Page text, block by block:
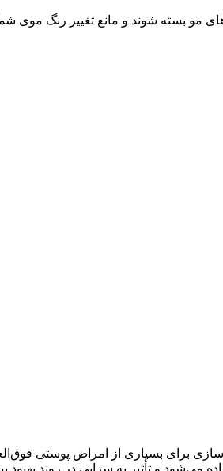
مو بسته شوند و مانع تغییر رنگ موی
برای بسیاری از امراض پوستی